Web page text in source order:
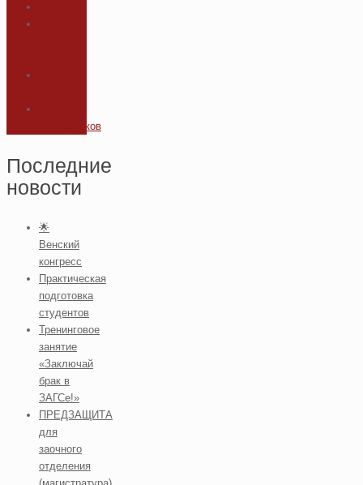
выпускников
Последние
новости
🌟
Венский
конгресс
Практическая
подготовка
студентов
Тренинговое
занятие
«Заключай
брак в
ЗАГСе!»
ПРЕДЗАЩИТА
для
заочного
отделения